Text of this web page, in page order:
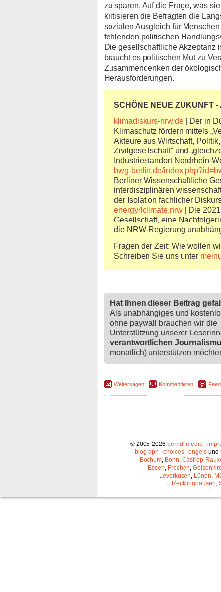
zu sparen. Auf die Frage, was
kritisieren die Befragten die
sozialen Ausgleich für
fehlenden politischen
Die gesellschaftliche Akzeptanz
braucht es politischen Mut zu
Zusammendenken der
Herausforderungen.
SCHÖNE NEUE ZUKUNFT
klimadiskurs-nrw.de | Der in
Klimaschutz fördern mittels
Akteure aus Wirtschaft,
Zivilgesellschaft“ und
Industriestandort Nordrhein-
bwg-berlin.de/
Berliner Wissenschaftliche
interdisziplinären
der Isolation fachlicher
energy4climate.nrw | Die
Gesellschaft, eine
die NRW-Regierung
Fragen der Zeit: Wie wollen
Schreiben Sie uns unter
Hat Ihnen dieser Beitrag
Als unabhängiges und
ohne paywall brauchen wir die
Unterstützung unserer
verantwortlichen
monatlich) unterstützen
Weitersagen Kommentieren
© 2005-2026 berndt media|
biograph | choices | engels und
Bochum, Bonn, Castrop-
Essen, Frechen,
Leverkusen, Lünen,
Recklinghausen,